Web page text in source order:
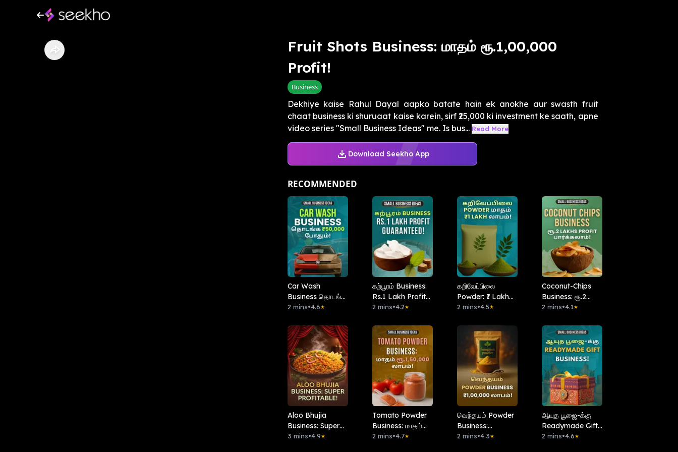
Fruit Shots Business: மாதம் ரூ.1,00,000
Profit!
Business
Dekhiye kaise Rahul Dayal aapko batate hain ek anokhe aur swasth fruit
chaat business ki shuruaat kaise karein, sirf ₹25,000 ki investment ke saath, apne
video series "Small Business Ideas" me. Is bus... Read More
Download Seekho App
RECOMMENDED
Car Wash
Business தொடங்க
₹50,000 போதும்!
2 mins•4.6★
கற்பூரம் Business:
Rs.1 Lakh Profit
Guaranteed!
2 mins•4.2★
கறிவேப்பிலை
Powder: ₹1 Lakh
லாபம்!
2 mins•4.5★
Coconut-Chips
Business: ரூ.2
Lakhs Profit
2 mins•4.1★
Aloo Bhujia
Business: Super
Profitable!
3 mins•4.9★
Tomato Powder
Business: மாதம்
ரூ.1,50,000 லாபம்!
2 mins•4.7★
வெந்தயம் Powder
Business:
₹1,00,000 லாபம்!
2 mins•4.3★
ஆயுத பூஜை-க்கு
Readymade Gift
Business!
2 mins•4.6★